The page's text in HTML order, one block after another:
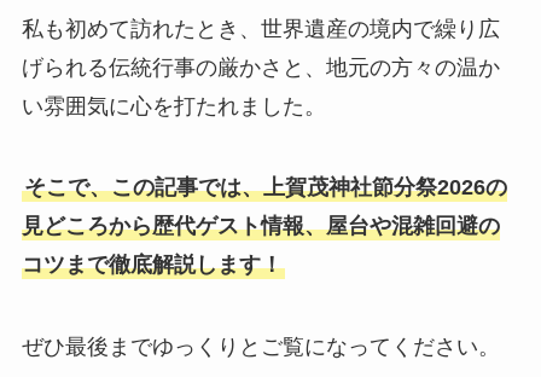
私も初めて訪れたとき、世界遺産の境内で繰り広
げられる伝統行事の厳かさと、地元の方々の温か
い雰囲気に心を打たれました。
そこで、この記事では、上賀茂神社節分祭2026の
見どころから歴代ゲスト情報、屋台や混雑回避の
コツまで徹底解説します！
ぜひ最後までゆっくりとご覧になってください。